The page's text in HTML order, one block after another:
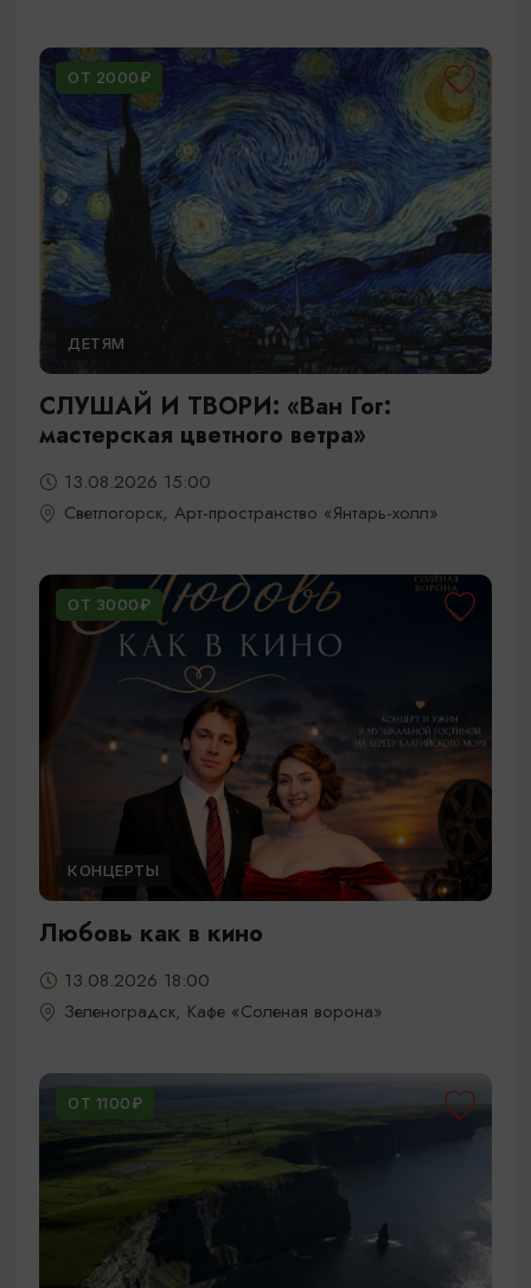
ОТ 2000₽
ДЕТЯМ
СЛУШАЙ И ТВОРИ: «Ван Гог:
мастерская цветного ветра»
13.08.2026 15:00
Светлогорск, Арт-пространство «Янтарь-холл»
ОТ 3000₽
КОНЦЕРТЫ
Любовь как в кино
13.08.2026 18:00
Зеленоградск, Кафе «Соленая ворона»
ОТ 1100₽